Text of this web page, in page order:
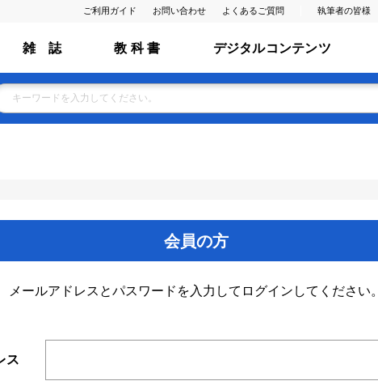
ご利用ガイド お問い合わせ よくあるご質問 執筆者の皆様
雑 誌 教 科 書 デジタルコンテンツ
会員の方
メールアドレスとパスワードを入力してログインしてください。
ス